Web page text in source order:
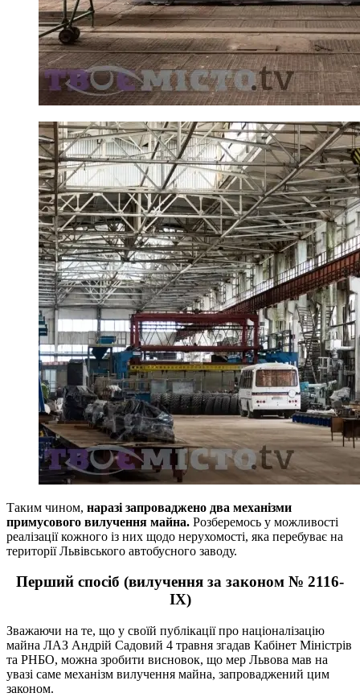
Таким чином, наразі запроваджено два механізми
примусового вилучення майна. Розберемось у можливості
реалізації кожного із них щодо нерухомості, яка перебуває на
території Львівського автобусного заводу.
Перший спосіб (вилучення за законом № 2116-
IX)
Зважаючи на те, що у своїй публікації про націоналізацію
майна ЛАЗ Андрій Садовий 4 травня згадав Кабінет Міністрів
та РНБО, можна зробити висновок, що мер Львова мав на
увазі саме механізм вилучення майна, запроваджений цим
законом.